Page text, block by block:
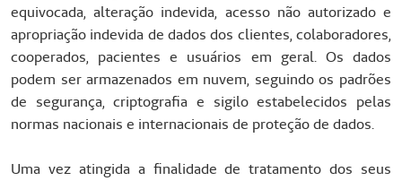
equivocada, alteração indevida, acesso não autorizado e
apropriação indevida de dados dos clientes, colaboradores,
cooperados, pacientes e usuários em geral. Os dados
podem ser armazenados em nuvem, seguindo os padrões
de segurança, criptografia e sigilo estabelecidos pelas
normas nacionais e internacionais de proteção de dados.
Uma vez atingida a finalidade de tratamento dos seus